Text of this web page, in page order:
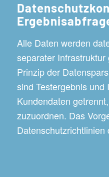
Alle Daten werden
separater
Prinzip der
sind Testergebnis und
Kundendaten
zuzuordnen. Das
Datenschutzrichtlinien